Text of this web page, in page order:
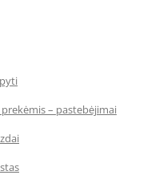
– pastebėjimai